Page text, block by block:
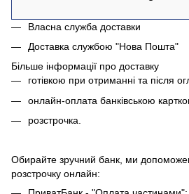
Власна служба доставки
Доставка службою "Нова Пошта"
Більше інформації про доставку
готівкою при отриманні та після
онлайн-оплата банківською
розстрочка.
Обирайте зручний банк, ми
розстрочку онлайн: